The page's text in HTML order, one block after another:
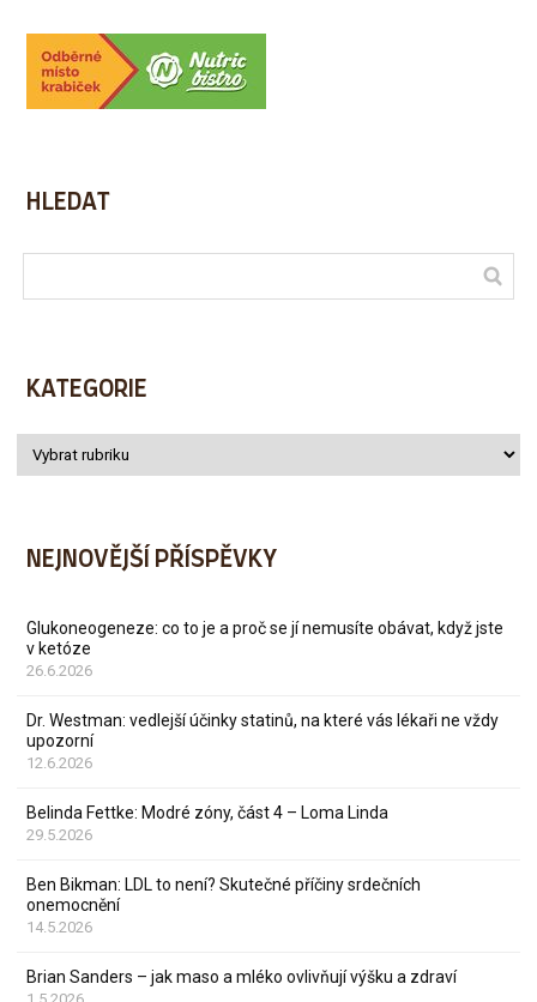
HLEDAT
KATEGORIE
NEJNOVĚJŠÍ PŘÍSPĚVKY
Glukoneogeneze: co to je a proč se jí nemusíte obávat, když jste
v ketóze
26.6.2026
Dr. Westman: vedlejší účinky statinů, na které vás lékaři ne vždy
upozorní
12.6.2026
Belinda Fettke: Modré zóny, část 4 – Loma Linda
29.5.2026
Ben Bikman: LDL to není? Skutečné příčiny srdečních
onemocnění
14.5.2026
Brian Sanders – jak maso a mléko ovlivňují výšku a zdraví